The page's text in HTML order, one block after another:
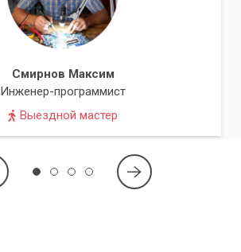
Смирнов Максим
Инженер-программист
Выездной мастер